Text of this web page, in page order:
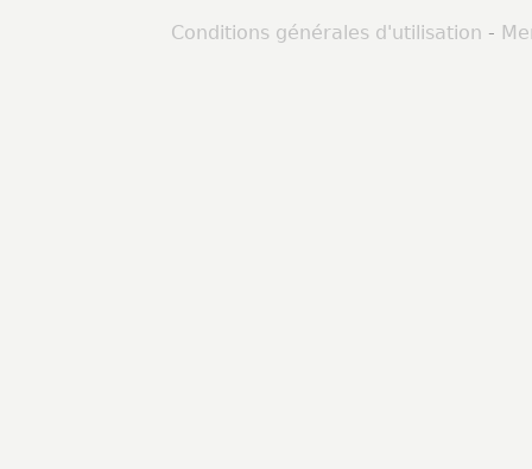
Conditions générales d'utilisation -